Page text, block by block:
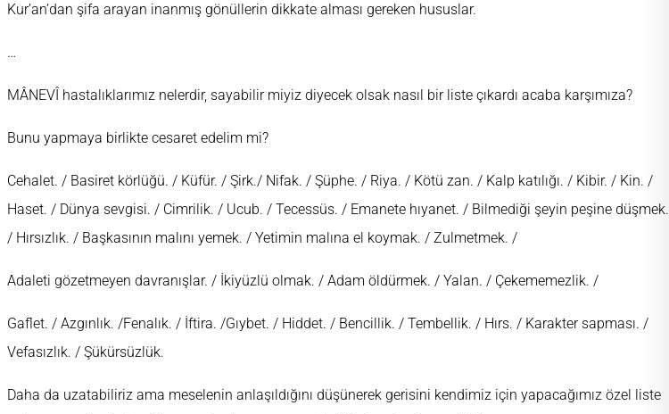
Kur’an’dan şifa arayan inanmış gönüllerin dikkate alması gereken hususlar.
…
MÂNEVÎ hastalıklarımız nelerdir, sayabilir miyiz diyecek olsak nasıl bir liste çıkardı acaba karşımıza?
Bunu yapmaya birlikte cesaret edelim mi?
Cehalet. / Basiret körlüğü. / Küfür. / Şirk./ Nifak. / Şüphe. / Riya. / Kötü zan. / Kalp katılığı. / Kibir. / Kin. /
Haset. / Dünya sevgisi. / Cimrilik. / Ucub. / Tecessüs. / Emanete hıyanet. / Bilmediği şeyin peşine düşmek.
/ Hırsızlık. / Başkasının malını yemek. / Yetimin malına el koymak. / Zulmetmek. /
Adaleti gözetmeyen davranışlar. / İkiyüzlü olmak. / Adam öldürmek. / Yalan. / Çekememezlik. /
Gaflet. / Azgınlık. /Fenalık. / İftira. /Gıybet. / Hiddet. / Bencillik. / Tembellik. / Hırs. / Karakter sapması. /
Vefasızlık. / Şükürsüzlük.
Daha da uzatabiliriz ama meselenin anlaşıldığını düşünerek gerisini kendimiz için yapacağımız özel liste